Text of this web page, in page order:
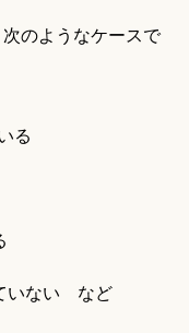
のようなケースで
る
いない など